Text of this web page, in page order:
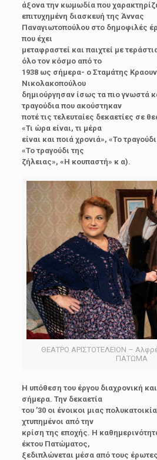
άξονα την κωμωδία που
επιτυχημένη διασκευή της Άννας
Παναγιωτοπούλου στο δημοφιλές
που έχει
μεταφραστεί και παιχτεί με
όλο τον κόσμο από το
1938 ως σήμερα- ο Σταμάτης
Νικολακοπούλου
δημιούργησαν ίσως τα πιο γνωστά
τραγούδια που ακούστηκαν
ποτέ τις τελευταίες δεκαετίες σε
«Τι ώρα είναι, τι μέρα
είναι και ποιά χρονιά», «Το
«Το τραγούδι της
ζήλειας», «Η κουπαστή» κ α).
ΘΕΑΤΡΟ ΑΡΙΣΤΟΤΕΛΕΙΟΝ –
ΠΑΤΩΜΑ
Η υπόθεση του έργου διαχρονική και
σήμερα. Την δεκαετία
του ’30 οι ένοικοι μιας
χτυπημένοι από την
κρίση της εποχής. Η
έκτου Πατώματος,
ξεδιπλώνεται μέσα από τους